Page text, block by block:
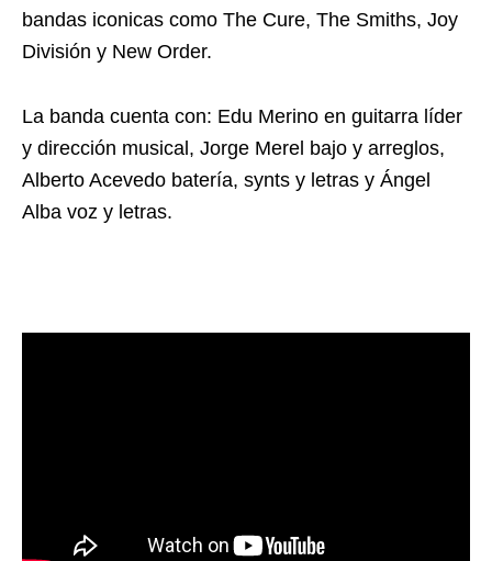
bandas iconicas como The Cure, The Smiths, Joy
División y New Order.
La banda cuenta con: Edu Merino en guitarra líder
y dirección musical, Jorge Merel bajo y arreglos,
Alberto Acevedo batería, synts y letras y Ángel
Alba voz y letras.